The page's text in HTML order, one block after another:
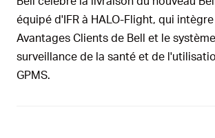
équipé d'IFR à HALO-Flight, qui
Avantages Clients de Bell et le
surveillance de la santé et de
GPMS.